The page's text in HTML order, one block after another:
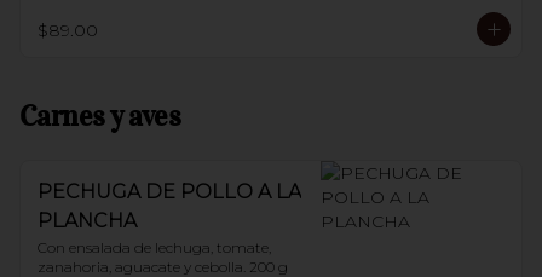
$89.00
Carnes y aves
PECHUGA DE POLLO A LA
PLANCHA
Con ensalada de lechuga, tomate,
zanahoria, aguacate y cebolla. 200 g